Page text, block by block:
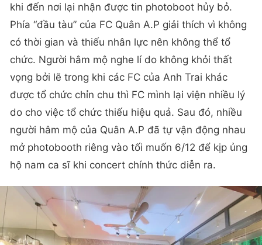
khi đến nơi lại nhận được tin photoboot hủy bỏ.
Phía “đầu tàu” của FC Quân A.P giải thích vì không
có thời gian và thiếu nhân lực nên không thể tổ
chức. Người hâm mộ nghe lí do không khỏi thất
vọng bởi lẽ trong khi các FC của Anh Trai khác
được tổ chức chỉn chu thì FC mình lại viện nhiều lý
do cho việc tổ chức thiếu hiệu quả. Sau đó, nhiều
người hâm mộ của Quân A.P đã tự vận động nhau
mở photobooth riêng vào tối muốn 6/12 để kịp ủng
hộ nam ca sĩ khi concert chính thức diễn ra.